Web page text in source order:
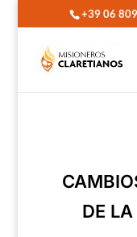
+39 06
DE